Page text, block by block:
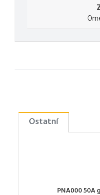
Ostatní
PNA000 50A